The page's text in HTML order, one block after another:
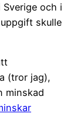
och i
skulle
(tror jag),
minskad